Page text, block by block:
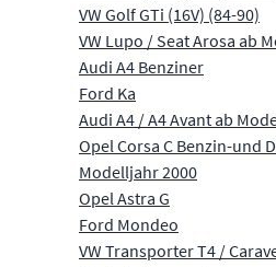
VW Golf GTi (16V) (84-90)
VW Lupo / Seat Arosa ab
Audi A4 Benziner
Ford Ka
Audi A4 / A4 Avant ab
Opel Corsa C Benzin-und
Modelljahr 2000
Opel Astra G
Ford Mondeo
VW Transporter T4 /